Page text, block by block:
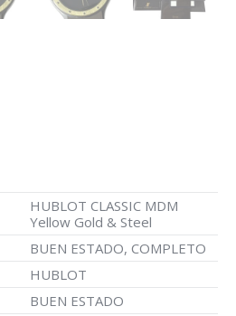
HUBLOT CLASSIC MDM
Yellow Gold & Steel
BUEN ESTADO, COMPLETO
HUBLOT
BUEN ESTADO